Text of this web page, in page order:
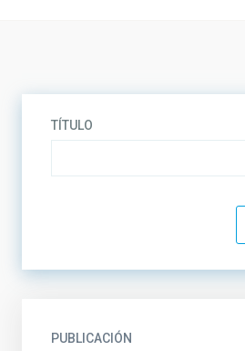
navegación
TÍTULO
PUBLICACIÓN